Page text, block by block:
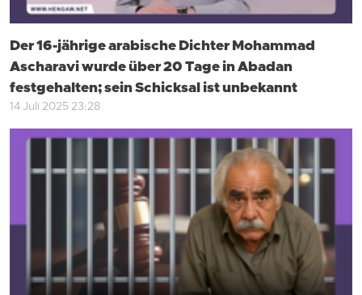
Der 16-jährige arabische Dichter Mohammad
Ascharavi wurde über 20 Tage in Abadan
festgehalten; sein Schicksal ist unbekannt
14 Juli 2025 23:28